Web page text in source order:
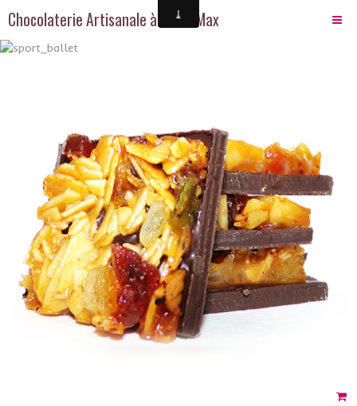
Chocolaterie Artisanale à Saint-Max